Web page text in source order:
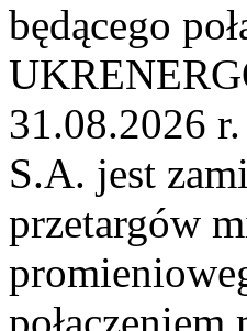
będącego
31.08.2026
S.A. jest
przetargów